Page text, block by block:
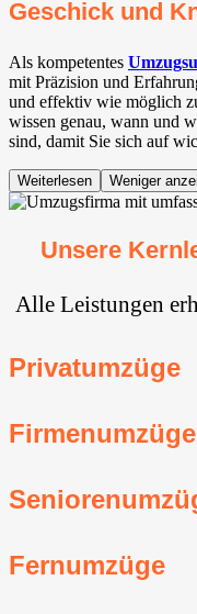
Geschick und
Als kompetentes
mit Präzision und
und effektiv wie möglich
wissen genau, wann und
sind, damit Sie sich auf
Weiterlesen Weniger
Unsere
Alle Leistungen
Privatumzüge
Firmenumzüge
Fernumzüge